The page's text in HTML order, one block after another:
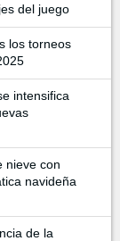
del juego
los torneos
intensifica
nieve con
navideña
de la